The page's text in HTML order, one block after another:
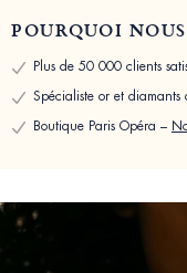
POURQUOI
Plus de 50 000 clients
Spécialiste or et diamants
Boutique Paris Opéra –